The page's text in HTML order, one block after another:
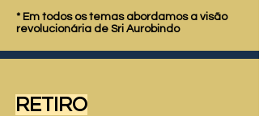
* Em todos os temas abordamos a visão
revolucionária de Sri Aurobindo
RETIRO